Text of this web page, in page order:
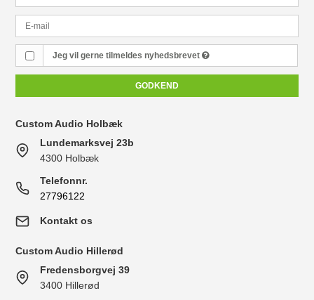
Jeg vil gerne tilmeldes nyhedsbrevet
GODKEND
Custom Audio Holbæk
Lundemarksvej 23b
4300 Holbæk
Telefonnr.
27796122
Kontakt os
Custom Audio Hillerød
Fredensborgvej 39
3400 Hillerød